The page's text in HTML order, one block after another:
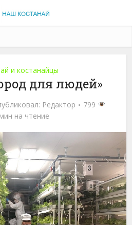
и костанайцы
для людей»
Редактор
799
на чтение